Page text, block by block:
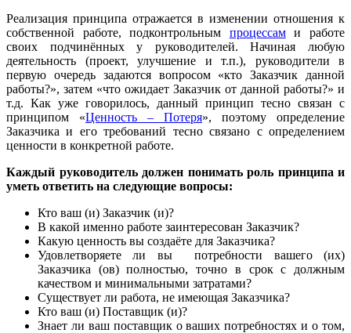
Реализация принципа отражается в изменении отношения к
собственной работе, подконтрольным процессами работе
своих подчинённых у руководителей. Начиная любую
деятельность (проект, улучшение и т.п.), руководители в
первую очередь задаются вопросом «кто Заказчик данной
работы?», затем «что ожидает Заказчик от данной работы?» и
т.д. Как уже говорилось, данный принцип тесно связан с
принципом «Ценность – Потеря», поэтому определение
Заказчика и его требований тесно связано с определением
ценности в конкретной работе.
Каждый руководитель должен понимать роль принципа и
уметь ответить на следующие вопросы:
Кто ваш (и) Заказчик (и)?
В какой именно работе заинтересован Заказчик?
Какую ценность вы создаёте для Заказчика?
Удовлетворяете ли вы потребности вашего (их)
Заказчика (ов) полностью, точно в срок с должным
качеством и минимальными затратами?
Существует ли работа, не имеющая Заказчика?
Кто ваш (и) Поставщик (и)?
Знает ли ваш поставщик о ваших потребностях и о том,